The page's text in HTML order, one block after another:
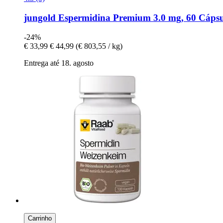
jungold Espermidina Premium 3.0 mg, 60
-24%
€ 33,99 € 44,99 (€ 803,55 / kg)
Entrega até 18. agosto
Carrinho